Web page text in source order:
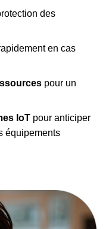
des
en cas
pour un
IoT pour anticiper
équipements